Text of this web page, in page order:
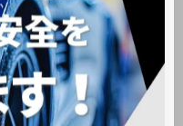
は、初心者には拭き
タイプやワンステッ
沢重視のガラスコー
中には施工説明が丁
初めての方でも安心